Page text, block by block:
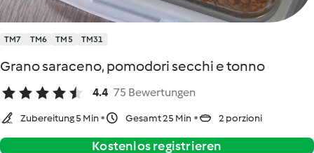
TM7 TM6 TM5 TM31
Grano saraceno, pomodori secchi e tonno
4.4 75 Bewertungen
Zubereitung 5 Min Gesamt 25 Min 2 porzioni
Kostenlos registrieren